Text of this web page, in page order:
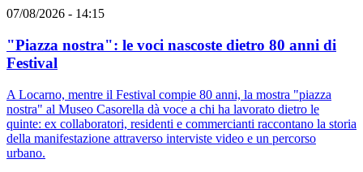
07/08/2026 - 14:15
"Piazza nostra": le voci nascoste dietro 80 anni di
Festival
A Locarno, mentre il Festival compie 80 anni, la mostra "piazza
nostra" al Museo Casorella dà voce a chi ha lavorato dietro le
quinte: ex collaboratori, residenti e commercianti raccontano la storia
della manifestazione attraverso interviste video e un percorso
urbano.